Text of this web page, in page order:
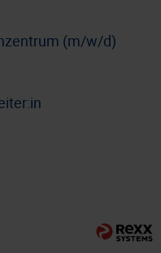
(m/w/d)